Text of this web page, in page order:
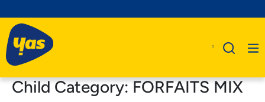
Child Category:FORFAITS MIX